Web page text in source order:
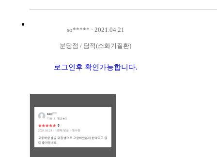
so***** · 2021.04.21
분당점 / 담적(소화기질환)
로그인후 확인가능합니다.